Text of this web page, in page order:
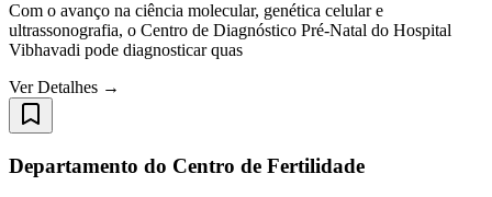
Com o avanço na ciência molecular, genética celular e
ultrassonografia, o Centro de Diagnóstico Pré-Natal do Hospital
Vibhavadi pode diagnosticar quas
Ver Detalhes →
Departamento do Centro de Fertilidade